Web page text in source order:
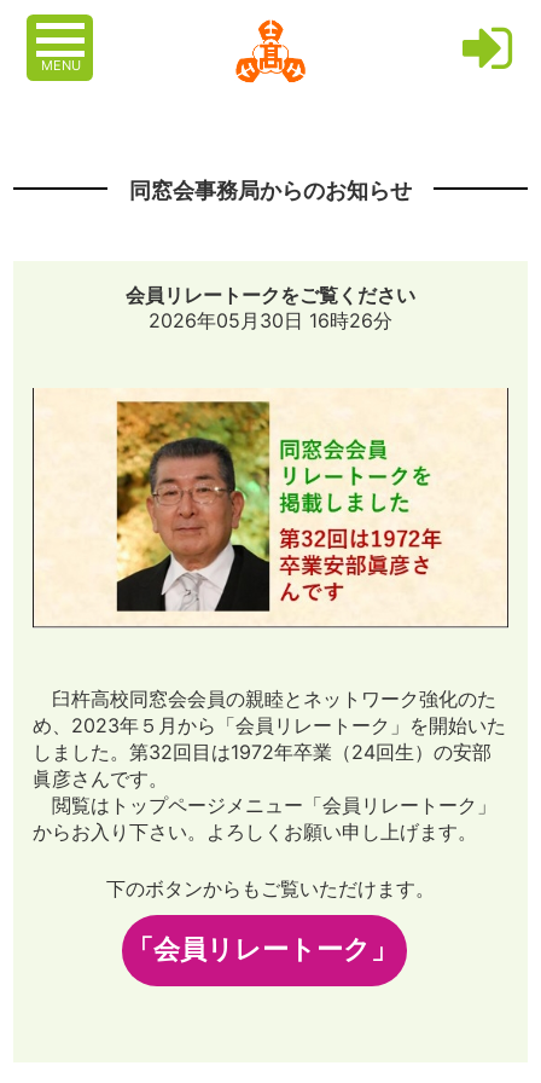
MENU
同窓会事務局からのお知らせ
会員リレートークをご覧ください
2026年05月30日 16時26分
臼杵高校同窓会会員の親睦とネットワーク強化のた
め、2023年５月から「会員リレートーク」を開始いた
しました。第32回目は1972年卒業（24回生）の安部
眞彦さんです。
閲覧はトップページメニュー「会員リレートーク」
からお入り下さい。よろしくお願い申し上げます。
下のボタンからもご覧いただけます。
「会員リレートーク」